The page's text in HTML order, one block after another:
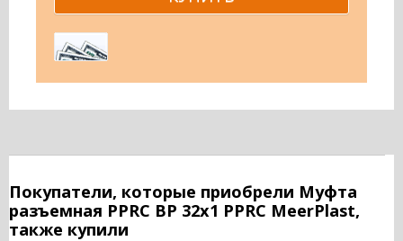
Покупатели, которые приобрели Муфта
разъемная PPRC ВР 32х1 PPRC MeerPlast,
также купили